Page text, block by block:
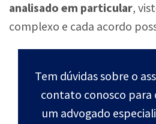
analisado em particular,
complexo e cada acordo
Tem dúvidas sobre o
contato conosco para
um advogado